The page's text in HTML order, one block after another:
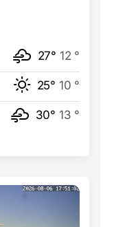
27° 12 °
25° 10 °
30° 13 °